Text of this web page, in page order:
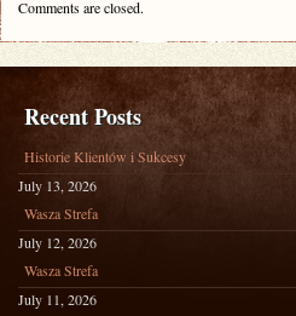
Comments are closed.
Recent Posts
Historie Klientów i Sukcesy
July 13, 2026
Wasza Strefa
July 12, 2026
Wasza Strefa
July 11, 2026